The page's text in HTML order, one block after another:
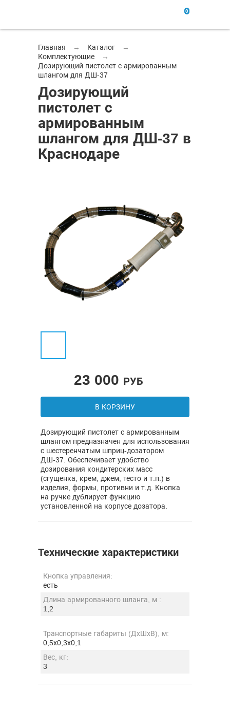
0
Главная → Каталог
→
Комплектующие
→
Дозирующий пистолет с армированным
шлангом для ДШ-37
Дозирующий
пистолет с
армированным
шлангом для ДШ-37 в
Краснодаре
23 000 РУБ
В КОРЗИНУ
Дозирующий пистолет с армированным
шлангом предназначен для использования
с шестеренчатым шприц-дозатором
ДШ-37. Обеспечивает удобство
дозирования кондитерских масс
(сгущенка, крем, джем, тесто и т.п.) в
изделия, формы, противни и т.д. Кнопка
на ручке дублирует функцию
установленной на корпусе дозатора.
Технические характеристики
Кнопка управления:
есть
Длина армированного шланга, м :
1,2
Транспортные габариты (ДхШхВ), м:
0,5х0,3х0,1
Вес, кг:
3